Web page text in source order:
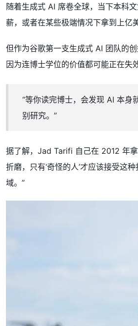
随着生成式 AI 席卷全球，当下本科
薪，或者在某些极端情况下拿到上亿
但作为谷歌第一支生成式 AI 团队的
因为连博士学位的价值都可能正在失效
“等你读完博士，会发现 AI 本身
别研究。”
据了解，Jad Tarifi 自己在 2012 年
折磨，只有‘奇怪的人’才应该接受这
域。”